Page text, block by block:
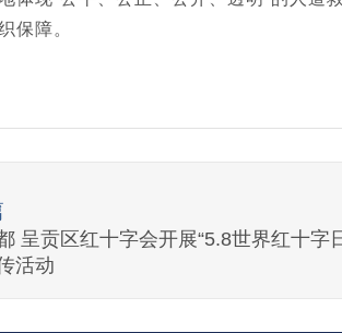
保障。
呈贡区红十字会开展“5.8世界红十字
活动